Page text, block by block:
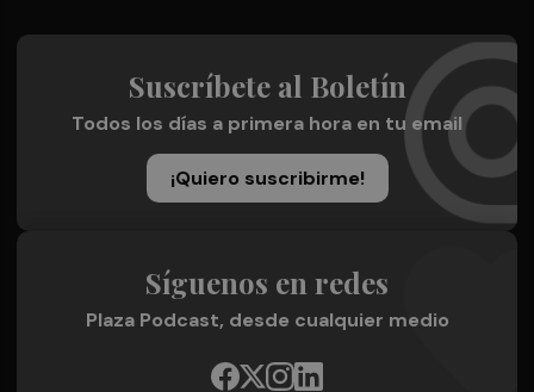
Suscríbete al Boletín
Todos los días a primera hora en tu email
¡Quiero suscribirme!
Síguenos en redes
Plaza Podcast, desde cualquier medio